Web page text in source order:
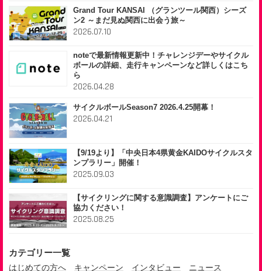
Grand Tour KANSAI （グランツール関西）シーズ
ン2 ～まだ見ぬ関西に出会う旅～
2026.07.10
noteで最新情報更新中！チャレンジデーやサイクル
ボールの詳細、走行キャンペーンなど詳しくはこち
ら
2026.04.28
サイクルボールSeason7 2026.4.25開幕！
2026.04.21
【9/19より】「中央日本4県黄金KAIDOサイクルスタ
ンプラリー」開催！
2025.09.03
【サイクリングに関する意識調査】アンケートにご
協力ください！
2025.08.25
カテゴリー一覧
はじめての方へ キャンペーン インタビュー
ニュース